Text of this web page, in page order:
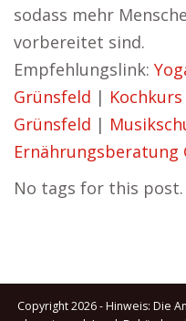
sodass mehr
vorbereitet sind.
Empfehlungslink:
Grünsfeld |
Grünsfeld |
Ernährungsberatung
No tags for this post.
Copyright 2026 - Hinweis: Die